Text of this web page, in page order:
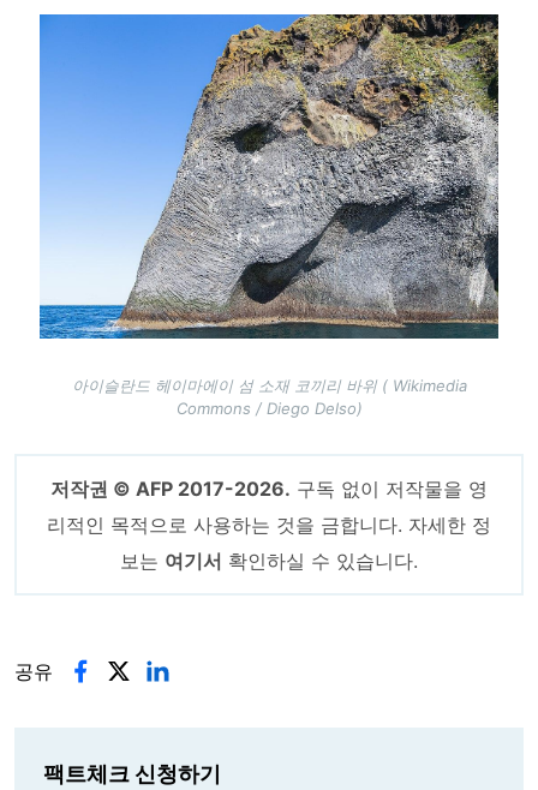
아이슬란드 헤이마에이 섬 소재 코끼리 바위 ( Wikimedia
Commons / Diego Delso)
저작권 © AFP 2017-2026. 구독 없이 저작물을 영
리적인 목적으로 사용하는 것을 금합니다. 자세한 정
보는 여기서 확인하실 수 있습니다.
공유
팩트체크 신청하기